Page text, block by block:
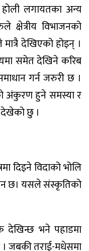
लगायतका अन्य
क्षेत्रीय विभाजनको
देखिएको होइन् ।
समेत देखिने करिब
गर्न जरुरी छ ।
अंकुरण हुने समस्या र
छु ।
दिइने विदाको भोलि
छ। यसले संस्कृतिको
भने पहाडमा
। जबकी तराई-मधेसमा